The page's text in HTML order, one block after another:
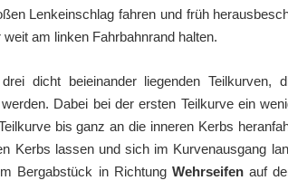
Lenkeinschlag fahren und früh
weit am linken Fahrbahnrand halten.
dicht beieinander liegenden Teilkurven,
Dabei bei der ersten Teilkurve ein
bis ganz an die inneren Kerbs
Kerbs lassen und sich im Kurvenausgang
Bergabstück in Richtung Wehrseifenauf